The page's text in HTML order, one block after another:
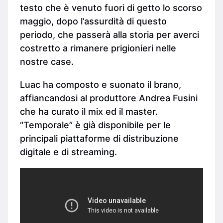
testo che è venuto fuori di getto lo scorso
maggio, dopo l’assurdità di questo
periodo, che passerà alla storia per averci
costretto a rimanere prigionieri nelle
nostre case.
Luac ha composto e suonato il brano,
affiancandosi al produttore Andrea Fusini
che ha curato il mix ed il master.
“Temporale” è già disponibile per le
principali piattaforme di distribuzione
digitale e di streaming.